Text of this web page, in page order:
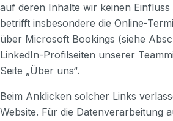
auf deren Inhalte wir keinen Einfluss
betrifft insbesondere die Online-
über Microsoft Bookings (siehe
LinkedIn-Profilseiten unserer
Seite „Über uns“.
Beim Anklicken solcher Links
Website. Für die Datenverarbeitung